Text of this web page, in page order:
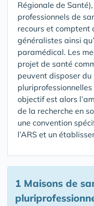
Régionale de
professionnels de
recours et comptent
généralistes ainsi
paramédical. Les
projet de santé
peuvent disposer
objectif est alors
de la recherche en
une convention
l’ARS et un
1 Maisons de